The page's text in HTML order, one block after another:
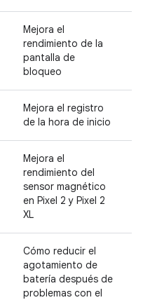
Mejora el
rendimiento de la
pantalla de
bloqueo
Mejora el registro
de la hora de inicio
Mejora el
rendimiento del
sensor magnético
en Pixel 2 y Pixel 2
XL
Cómo reducir el
agotamiento de
batería después de
problemas con el